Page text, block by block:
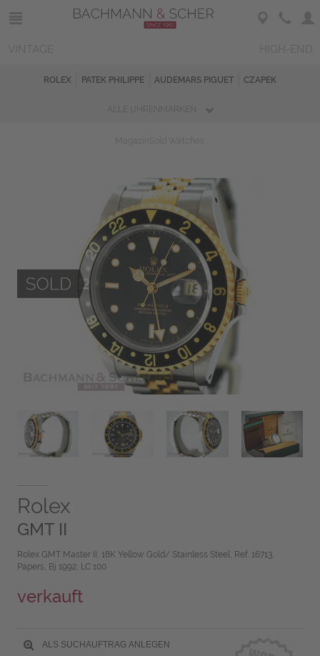
ROLEX PATEK PHILIPPE AUDEMARS PIGUET CZAPEK
Rolex
GMT II
Rolex GMT Master II, 18K Yellow Gold/ Stainless Steel, Ref. 16713,
Papers, Bj 1992, LC 100
verkauft
ALS SUCHAUFTRAG ANLEGEN